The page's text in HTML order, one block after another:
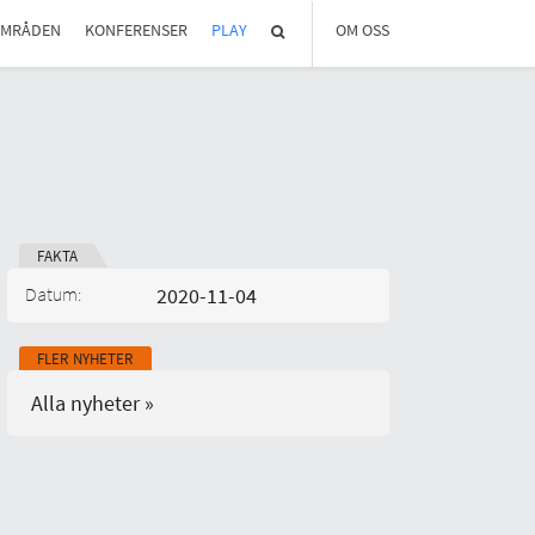
KONFERENSER PLAY OM OSS
OM REGLAB
FAKTA
Datum: 2020-11-04
FLER NYHETER
Alla nyheter »